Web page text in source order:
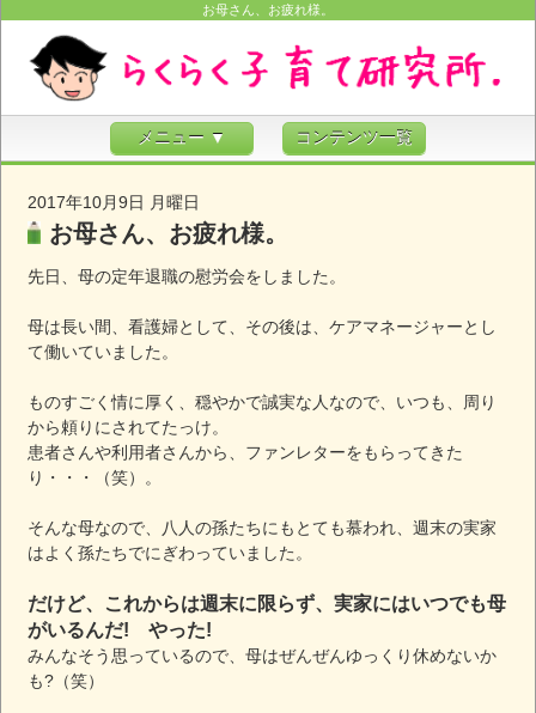
お母さん、お疲れ様。
メニュー ▼ コンテンツ一覧
2017年10月9日 月曜日
お母さん、お疲れ様。
先日、母の定年退職の慰労会をしました。
母は長い間、看護婦として、その後は、ケアマネージャーとし
て働いていました。
ものすごく情に厚く、穏やかで誠実な人なので、いつも、周り
から頼りにされてたっけ。
患者さんや利用者さんから、ファンレターをもらってきた
り・・・（笑）。
そんな母なので、八人の孫たちにもとても慕われ、週末の実家
はよく孫たちでにぎわっていました。
だけど、これからは週末に限らず、実家にはいつでも母
がいるんだ! やった!
みんなそう思っているので、母はぜんぜんゆっくり休めないか
も?（笑）